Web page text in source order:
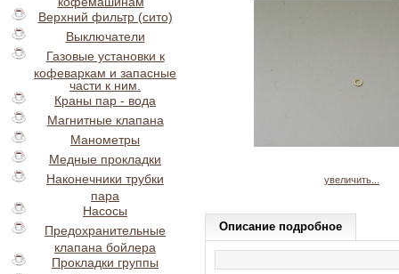
Верхний фильтр (сито)
Выключатели
Газовые установки к
кофеваркам и запасные
части к ним.
Краны пар - вода
Магнитные клапана
Манометры
Медные прокладки
Наконечники трубки
пара
Насосы
Предохранительные
клапана бойлера
Прокладки группы
увеличить...
Описание подробное